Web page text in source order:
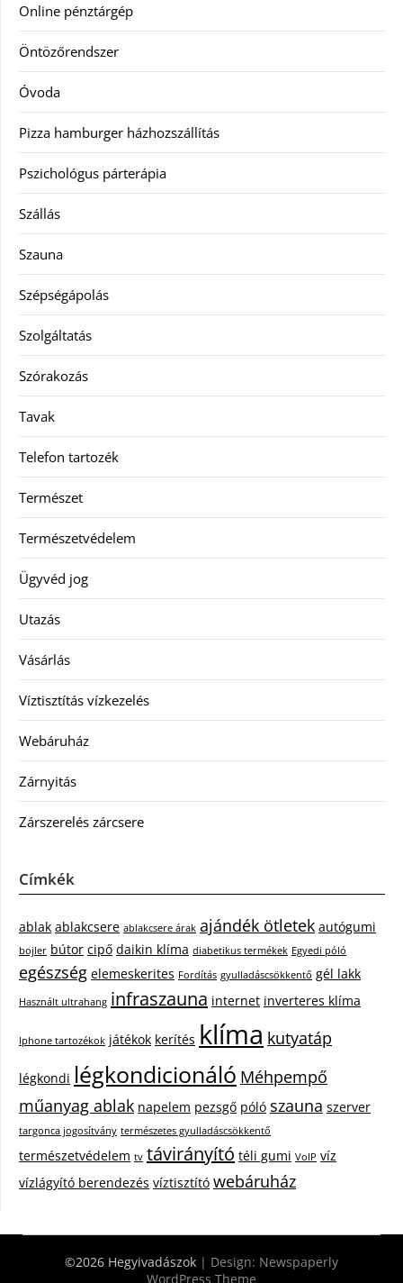
Online pénztárgép
Öntözőrendszer
Óvoda
Pizza hamburger házhozszállítás
Pszichológus párterápia
Szállás
Szauna
Szépségápolás
Szolgáltatás
Szórakozás
Tavak
Telefon tartozék
Természet
Természetvédelem
Ügyvéd jog
Utazás
Vásárlás
Víztisztítás vízkezelés
Webáruház
Zárnyitás
Zárszerelés zárcsere
Címkék
ablak ablakcsere ablakcsere árak ajándék ötletek autógumi
bojler bútor cipő daikin klíma diabetikus termékek Egyedi póló
egészség elemeskerites Fordítás gyulladáscsökkentő gél lakk
Használt ultrahang infraszauna internet inverteres klíma
Iphone tartozékok játékok kerítés klíma kutyatáp
légkondi légkondicionáló Méhpempő
műanyag ablak napelem pezsgő póló szauna szerver
targonca jogosítvány természetes gyulladáscsökkentő
természetvédelem tv távirányító téli gumi VoIP víz
vízlágyító berendezés víztisztító webáruház
©2026 Hegyivadászok | Design: Newspaperly
WordPress Theme